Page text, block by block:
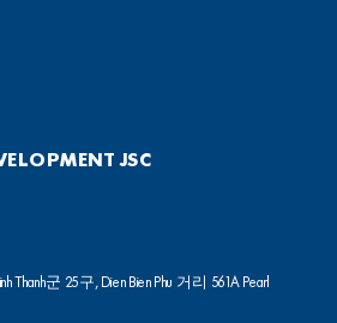
JSC
군 25구, Dien Bien Phu 거리 561A Pearl